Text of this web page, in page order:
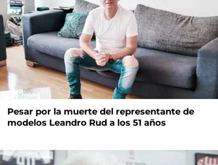
Pesar por la muerte del representante de
modelos Leandro Rud a los 51 años